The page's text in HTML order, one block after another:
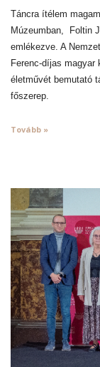
Táncra ítélem
Múzeumban, Foltin
emlékezve. A
Ferenc-díjas magyar
életművét bemutató
főszerep.
Tovább »